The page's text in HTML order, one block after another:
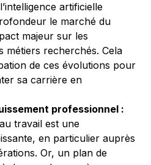
artificielle
le marché du
majeur sur les
métiers recherchés. Cela
de ces évolutions pour
sa carrière en
professionnel :
travail est une
en particulier auprès
Or, un plan de